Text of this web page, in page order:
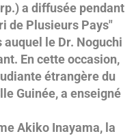
a diffusée pendant
de Plusieurs Pays"
le Dr. Noguchi
En cette occasion,
étrangère du
Guinée, a enseigné
Akiko Inayama, la